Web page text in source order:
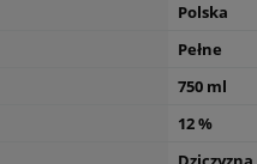
Polska
Pełne
750 ml
12 %